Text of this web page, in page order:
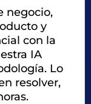
negocio,
y
con la
IA
Lo
resolver,